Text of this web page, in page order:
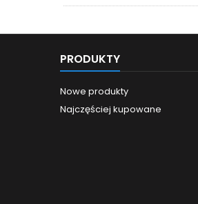
PRODUKTY
Nowe produkty
Najczęściej kupowane